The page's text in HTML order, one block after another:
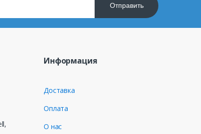
Отправить
Информация
Доставка
Оплата
О нас